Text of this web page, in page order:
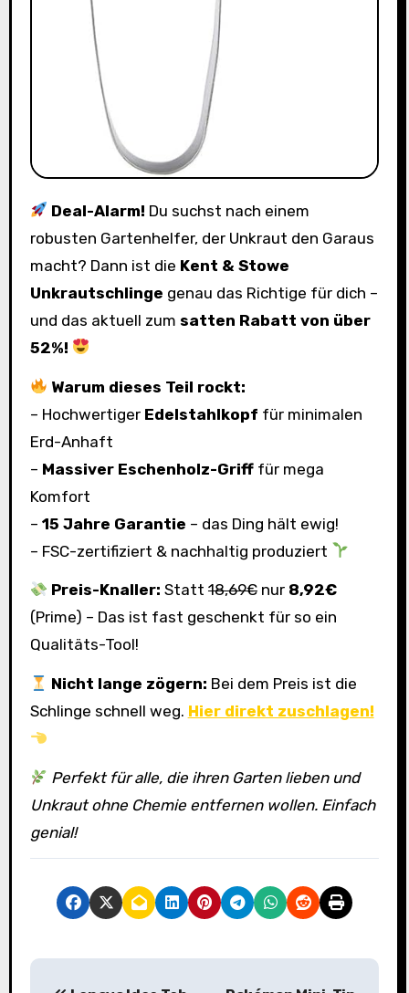
Deal-Alarm! Du suchst nach einem
robusten Gartenhelfer, der Unkraut den Garaus
macht? Dann ist die Kent & Stowe
Unkrautschlinge genau das Richtige für dich –
und das aktuell zum satten Rabatt von über
52%!
Warum dieses Teil rockt:
– Hochwertiger Edelstahlkopf für minimalen
Erd-Anhaft
– Massiver Eschenholz-Grifffür mega
Komfort
– 15 Jahre Garantie – das Ding hält ewig!
– FSC-zertifiziert & nachhaltig produziert
Preis-Knaller: Statt 18,69€nur 8,92€
(Prime) – Das ist fast geschenkt für so ein
Qualitäts-Tool!
Nicht lange zögern: Bei dem Preis ist die
Schlinge schnell weg. Hier direkt zuschlagen!
Perfekt für alle, die ihren Garten lieben und
Unkraut ohne Chemie entfernen wollen. Einfach
genial!
B